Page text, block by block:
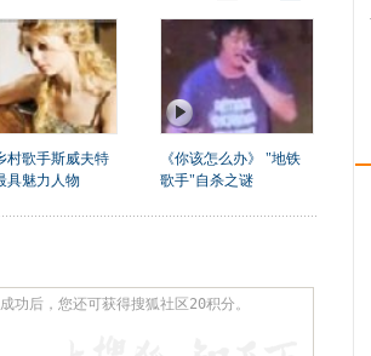
村歌手斯威夫特
具魅力人物
《你该怎么办》 "地铁
歌手"自杀之谜